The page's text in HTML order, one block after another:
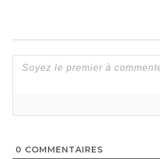
0 COMMENTAIRES